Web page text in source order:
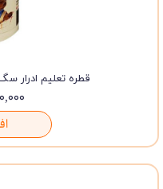
قطره تعلیم ادرار سگ پرسا
۱۱۰,۰۰۰